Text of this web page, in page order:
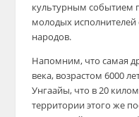
культурным событием
молодых исполнителей
народов.
Напомним, что самая
века, возрастом 6000
Унгаайы, что в 20
территории этого же